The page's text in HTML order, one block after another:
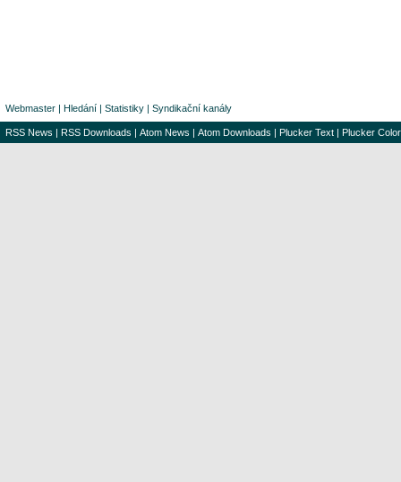
Webmaster | Hledání | Statistiky | Syndikační kanály
RSS News | RSS Downloads | Atom News | Atom Downloads | Plucker Text | Plucker Color